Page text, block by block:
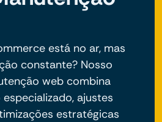
está no ar, mas
constante? Nosso
web combina
ajustes
estratégicas